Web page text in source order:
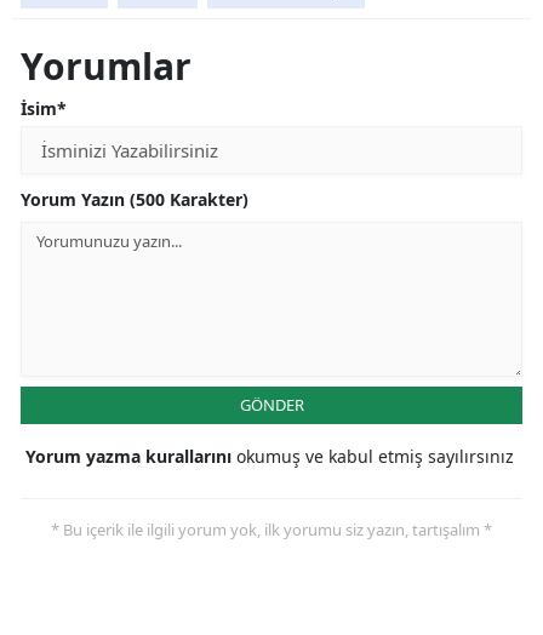
Yorumlar
İsim*
Yorum Yazın (500 Karakter)
GÖNDER
Yorum yazma kurallarını okumuş ve kabul etmiş sayılırsınız
* Bu içerik ile ilgili yorum yok, ilk yorumu siz yazın, tartışalım *